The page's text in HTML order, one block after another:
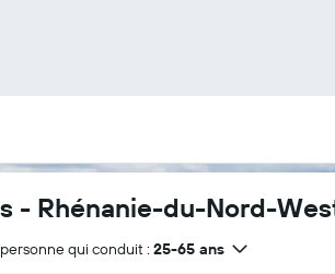
- Rhénanie-du-Nord-
qui conduit : 25-65 ans